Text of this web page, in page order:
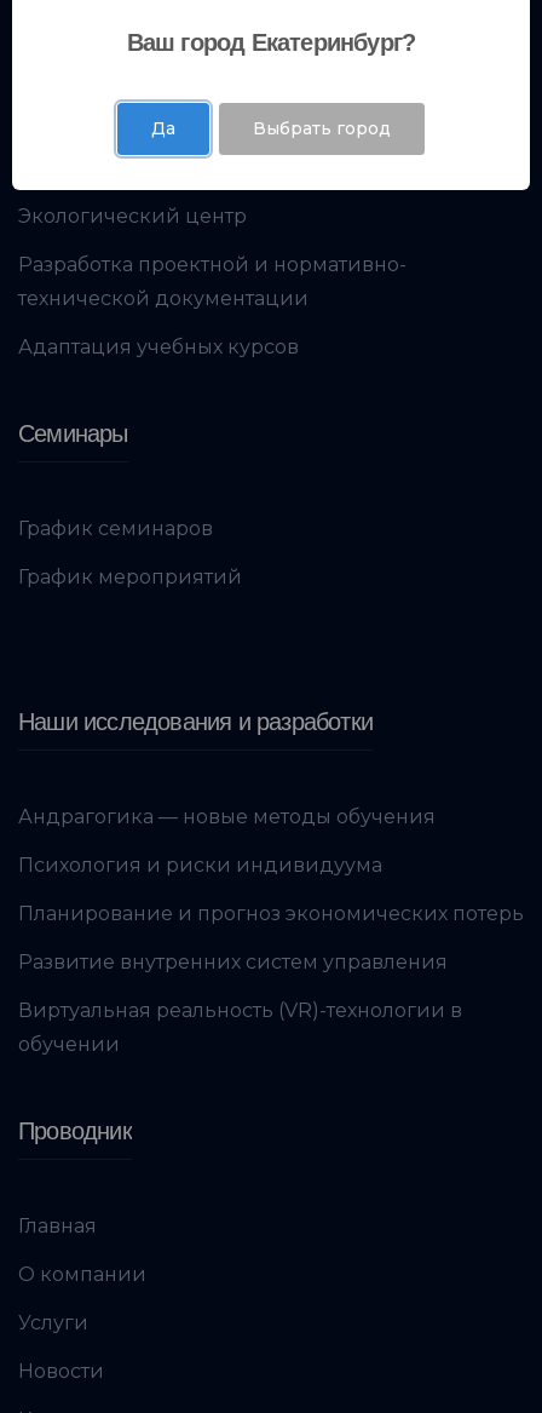
Экологический центр
Разработка проектной и нормативно-
технической документации
Адаптация учебных курсов
Семинары
График семинаров
График мероприятий
Наши исследования и разработки
Андрагогика — новые методы обучения
Психология и риски индивидуума
Планирование и прогноз экономических потерь
Развитие внутренних систем управления
Виртуальная реальность (VR)-технологии в
обучении
Проводник
Главная
О компании
Услуги
Новости
Ваш город Екатеринбург?
Да Выбрать город